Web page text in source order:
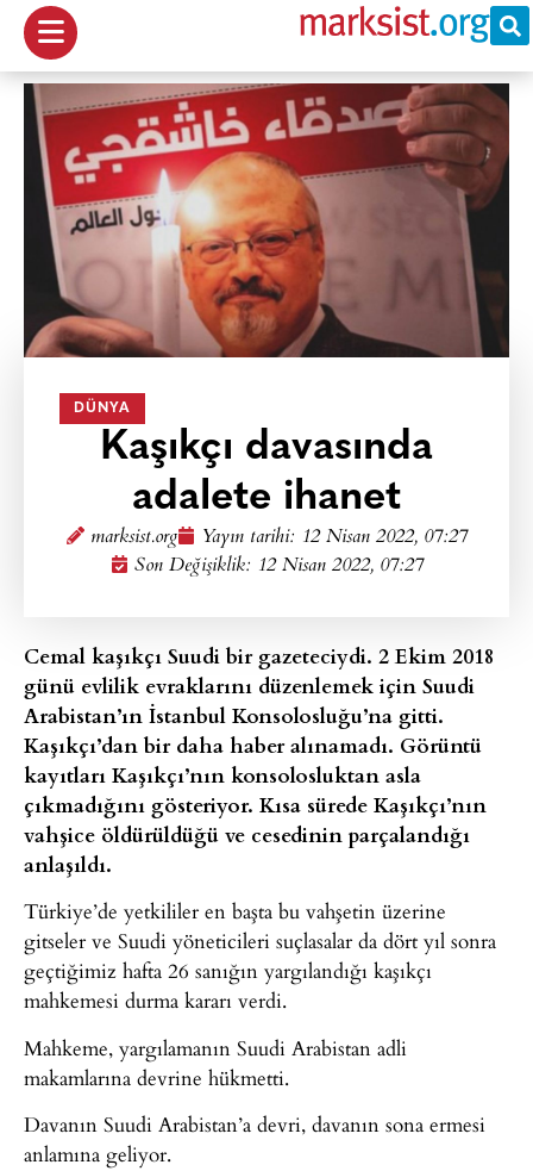
DÜNYA
Kaşıkçı davasında
adalete ihanet
marksist.org Yayın tarihi: 12 Nisan 2022, 07:27
Son Değişiklik: 12 Nisan 2022, 07:27
Cemal kaşıkçı Suudi bir gazeteciydi. 2 Ekim 2018
günü evlilik evraklarını düzenlemek için Suudi
Arabistan’ın İstanbul Konsolosluğu’na gitti.
Kaşıkçı’dan bir daha haber alınamadı. Görüntü
kayıtları Kaşıkçı’nın konsolosluktan asla
çıkmadığını gösteriyor. Kısa sürede Kaşıkçı’nın
vahşice öldürüldüğü ve cesedinin parçalandığı
anlaşıldı.
Türkiye’de yetkililer en başta bu vahşetin üzerine
gitseler ve Suudi yöneticileri suçlasalar da dört yıl sonra
geçtiğimiz hafta 26 sanığın yargılandığı kaşıkçı
mahkemesi durma kararı verdi.
Mahkeme, yargılamanın Suudi Arabistan adli
makamlarına devrine hükmetti.
Davanın Suudi Arabistan’a devri, davanın sona ermesi
anlamına geliyor.